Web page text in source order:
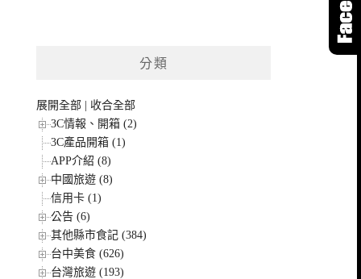
分類
展開全部
收合全部
3C情報、開箱 (2)
3C產品開箱 (1)
APP介紹 (8)
中國旅遊 (8)
信用卡 (1)
公告 (6)
其他縣市食記 (384)
台中美食 (626)
台灣旅遊 (193)